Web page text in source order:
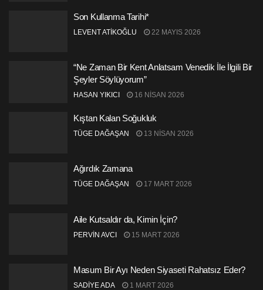
Son Kullanma Tarihi*
LEVENT ATİKOĞLU 22 MAYIS 2026
“Ne Zaman Bir Kent Anlatsam Venedik İle İlgili Bir
Şeyler Söylüyorum”
HASAN YIKICI 16 NISAN 2026
Kıştan Kalan Soğukluk
TÜGE DAĞAŞAN 13 NISAN 2026
Ağırdık Zamana
TÜGE DAĞAŞAN 17 MART 2026
Aile Kutsaldır da, Kimin İçin?
PERVİN AVCI 15 MART 2026
Masum Bir Ayı Neden Siyaseti Rahatsız Eder?
SADİYE ADA 1 MART 2026